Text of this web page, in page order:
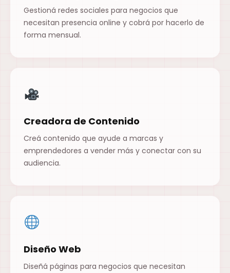
Gestioná redes sociales para negocios que
necesitan presencia online y cobrá por hacerlo de
forma mensual.
Creadora de Contenido
Creá contenido que ayude a marcas y
emprendedores a vender más y conectar con su
audiencia.
Diseño Web
Diseñá páginas para negocios que necesitan